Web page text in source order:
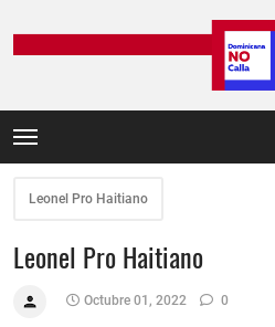
Leonel Pro Haitiano
Leonel Pro Haitiano
Octubre 01, 2022 0